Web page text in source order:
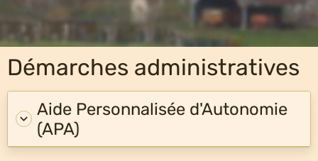
Démarches administratives
Aide Personnalisée d'Autonomie
(APA)